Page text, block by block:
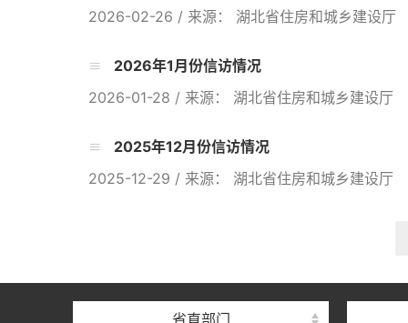
2026-02-26 / 来源： 湖北省住房和城乡建设厅
2026年1月份信访情况
2026-01-28 / 来源： 湖北省住房和城乡建设厅
2025年12月份信访情况
2025-12-29 / 来源： 湖北省住房和城乡建设厅
省直部门